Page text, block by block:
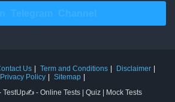
Telegram Channel
Us Term and Conditions
Disclaimer
Privacy Policy
Sitemap
TestUp✍️ - Online Tests | Quiz | Mock Tests